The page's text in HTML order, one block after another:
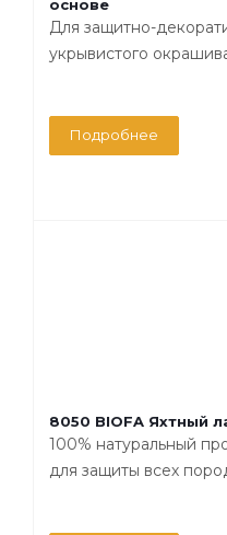
основе
Для защитно-
укрывистого
Подробнее
8050 BIOFA Яхтный
100% натуральный
для защиты всех